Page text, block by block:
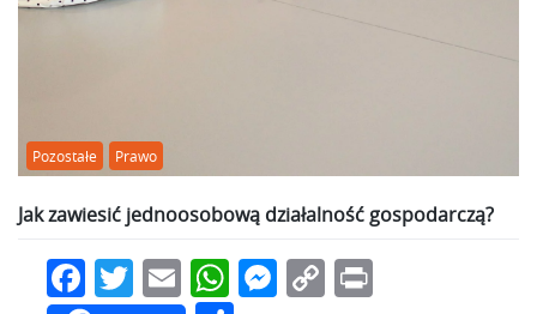
Pozostałe Prawo
Jak zawiesić jednoosobową działalność gospodarczą?
Facebook
Twitter
EmailWhatsApp
Messenger
Copy